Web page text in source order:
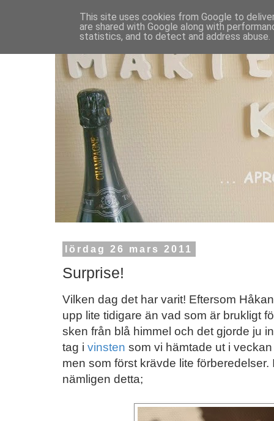
lördag 26 mars 2011
Surprise!
Vilken dag det har varit! Eftersom
upp lite tidigare än vad som är brukligt
sken från blå himmel och det gjorde ju
tag i vinsten som vi hämtade ut i
men som först krävde lite
nämligen detta;
This site uses cookies from Google to
are shared with Google along with
statistics, and to detect and address abuse.